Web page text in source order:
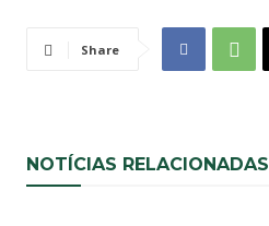
Share
NOTÍCIAS RELACIONADAS